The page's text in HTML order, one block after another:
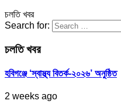
চলতি খবর
Search for:
চলতি খবর
হবিগঞ্জে ‘স্বাস্থ্য বিতর্ক-২০২৬’ অনুষ্ঠিত
2 weeks ago